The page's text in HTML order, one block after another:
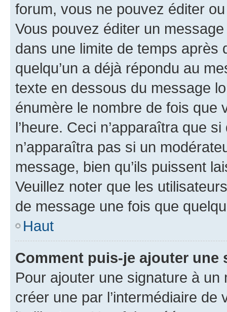
forum, vous ne pouvez éditer
Vous pouvez éditer un
dans une limite de temps après
quelqu’un a déjà répondu au
texte en dessous du message
énumère le nombre de fois que
l’heure. Ceci n’apparaîtra que
n’apparaîtra pas si un
message, bien qu’ils puissent
Veuillez noter que les
de message une fois que
Haut
Comment puis-je ajouter une
Pour ajouter une signature à un
créer une par l’intermédiaire